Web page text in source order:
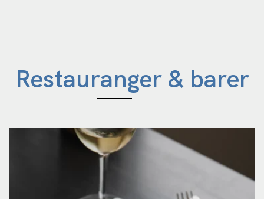
Restauranger & barer